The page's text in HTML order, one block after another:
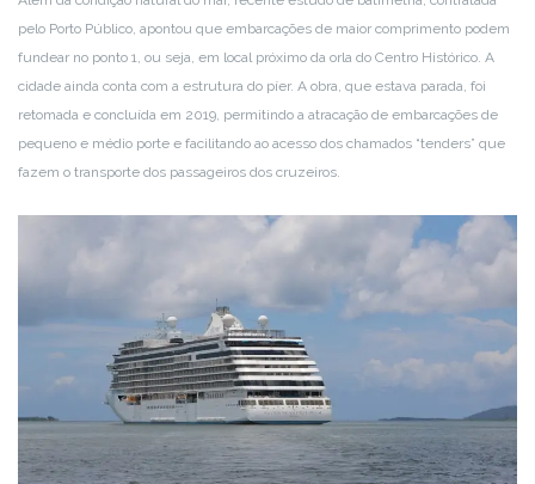
pelo Porto Público, apontou que embarcações de maior comprimento podem
fundear no ponto 1, ou seja, em local próximo da orla do Centro Histórico. A
cidade ainda conta com a estrutura do píer. A obra, que estava parada, foi
retomada e concluída em 2019, permitindo a atracação de embarcações de
pequeno e médio porte e facilitando ao acesso dos chamados “tenders” que
fazem o transporte dos passageiros dos cruzeiros.